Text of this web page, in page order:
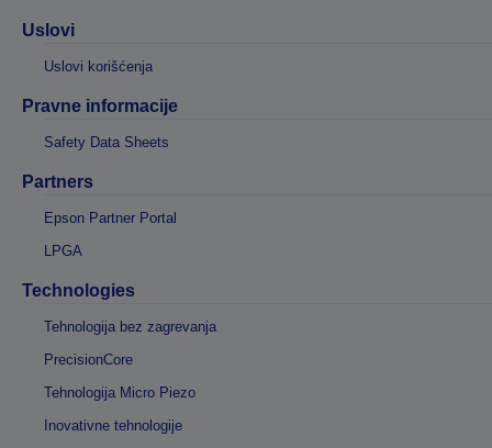
Uslovi
Uslovi korišćenja
Pravne informacije
Safety Data Sheets
Partners
Epson Partner Portal
LPGA
Technologies
Tehnologija bez zagrevanja
PrecisionCore
Tehnologija Micro Piezo
Inovativne tehnologije